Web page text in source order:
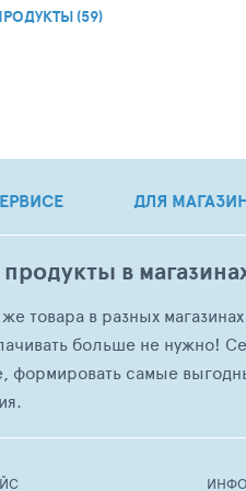
(59)
ДЛЯ
в
товара в разных
больше не нужно!
формировать самые